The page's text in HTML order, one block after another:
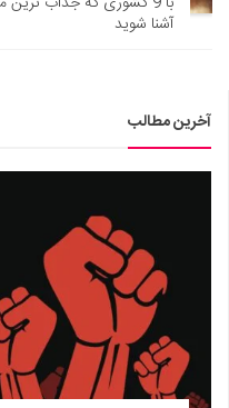
آشنا شوید
آخرین مطالب